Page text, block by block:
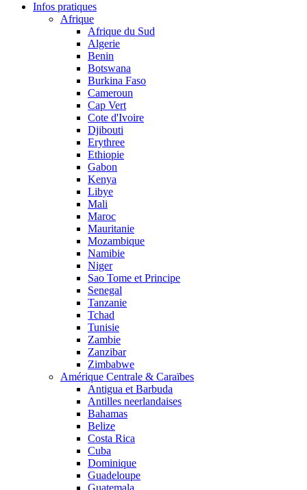
Infos pratiques
Afrique
Afrique du Sud
Algerie
Benin
Botswana
Burkina Faso
Cameroun
Cap Vert
Cote d'Ivoire
Djibouti
Erythree
Ethiopie
Gabon
Kenya
Libye
Mali
Maroc
Mauritanie
Mozambique
Namibie
Niger
Sao Tome et Principe
Senegal
Tanzanie
Tchad
Tunisie
Zambie
Zanzibar
Zimbabwe
Amérique Centrale & Caraïbes
Antigua et Barbuda
Antilles neerlandaises
Bahamas
Belize
Costa Rica
Cuba
Dominique
Guadeloupe
Guatemala